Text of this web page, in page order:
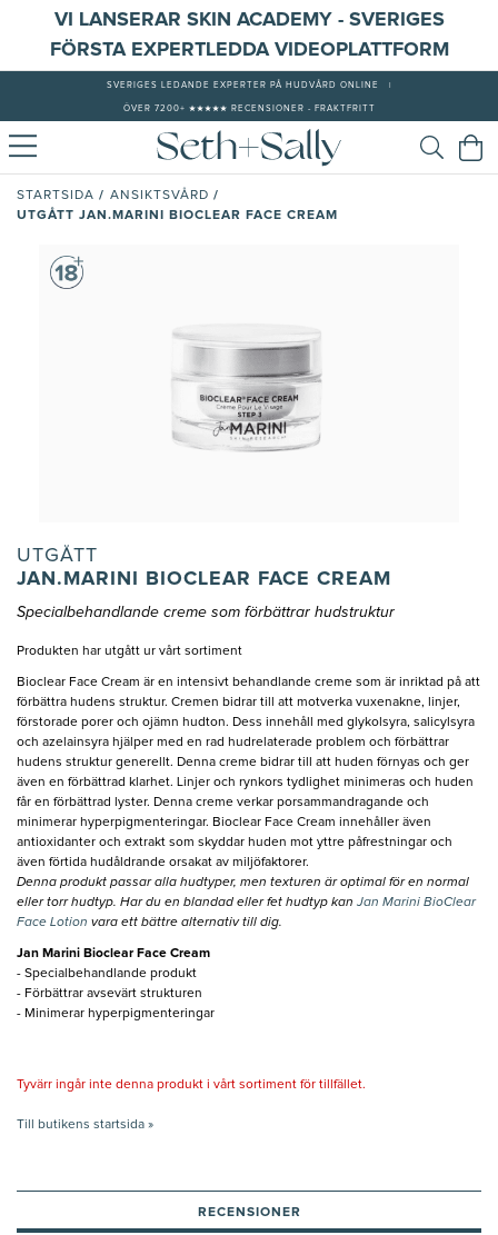
VI LANSERAR SKIN ACADEMY - SVERIGES
FÖRSTA EXPERTLEDDA VIDEOPLATTFORM
SVERIGES LEDANDE EXPERTER PÅ HUDVÅRD ONLINE
ÖVER 7200+ ★★★★★ RECENSIONER - FRAKTFRITT
STARTSIDA / ANSIKTSVÅRD /
UTGÅTT JAN.MARINI BIOCLEAR FACE CREAM
UTGÅTT
JAN.MARINI BIOCLEAR FACE CREAM
Specialbehandlande creme som förbättrar hudstruktur
Produkten har utgått ur vårt sortiment
Bioclear Face Cream är en intensivt behandlande creme som är inriktad på att
förbättra hudens struktur. Cremen bidrar till att motverka vuxenakne, linjer,
förstorade porer och ojämn hudton. Dess innehåll med glykolsyra, salicylsyra
och azelainsyra hjälper med en rad hudrelaterade problem och förbättrar
hudens struktur generellt. Denna creme bidrar till att huden förnyas och ger
även en förbättrad klarhet. Linjer och rynkors tydlighet minimeras och huden
får en förbättrad lyster. Denna creme verkar porsammandragande och
minimerar hyperpigmenteringar. Bioclear Face Cream innehåller även
antioxidanter och extrakt som skyddar huden mot yttre påfrestningar och
även förtida hudåldrande orsakat av miljöfaktorer.
Denna produkt passar alla hudtyper, men texturen är optimal för en normal
eller torr hudtyp. Har du en blandad eller fet hudtyp kan Jan Marini BioClear
Face Lotion vara ett bättre alternativ till dig.
Jan Marini Bioclear Face Cream
- Specialbehandlande produkt
- Förbättrar avsevärt strukturen
- Minimerar hyperpigmenteringar
Tyvärr ingår inte denna produkt i vårt sortiment för tillfället.
Till butikens startsida »
RECENSIONER